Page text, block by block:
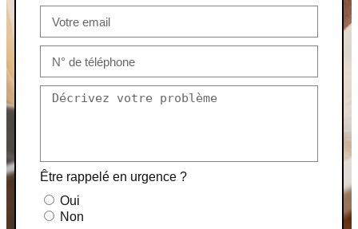
Être rappelé en urgence ?
Oui
Non